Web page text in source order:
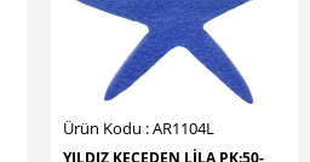
Ürün Kodu : AR1104L